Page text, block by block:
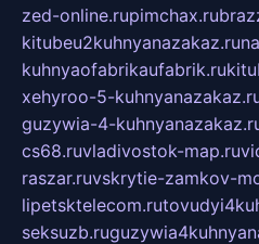
zed-online.rupimchax.ru
kitubeu2kuhnyanazakaz.ru
kuhnyaofabrikaufabrik.ru
xehyroo-5-
guzywia-4-
cs68.ruvladivostok-map.ru
raszar.ruvskrytie-zamkov-
lipetsktelecom.ru
seksuzb.ru